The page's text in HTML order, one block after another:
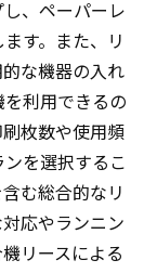
、ペーパーレ
す。また、リ
な機器の入れ
利用できるの
枚数や使用頻
を選択するこ
む総合的なリ
応やランニン
リースによる